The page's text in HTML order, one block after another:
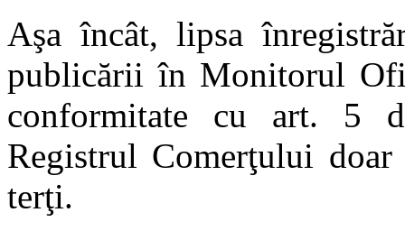
Aşa încât, lipsa
publicării în Monitorul
conformitate cu art. 5
Registrul Comerţului doar
terţi.